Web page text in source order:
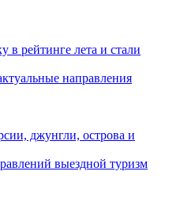
в рейтинге лета и стали
направления
джунгли, острова и
выездной туризм